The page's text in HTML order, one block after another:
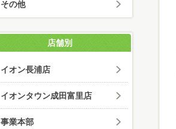
その他
店舗別
イオン長浦店
イオンタウン成田富里店
事業本部